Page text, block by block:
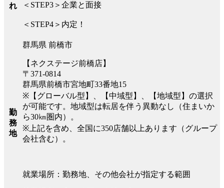
れ
＜STEP3＞企業と面接
＜STEP4＞内定！
勤
務
地
群馬県 前橋市
【ネクステージ前橋店】
〒371-0814
群馬県前橋市宮地町33番地15
※【グローバル型】、【中域型】、【地域型】の選択
が可能です。地域型は転居を伴う異動なし（住まいか
ら30㎞圏内）。
※上記を含め、全国に350店舗以上あります（グループ
会社含む）。
就業場所：勤務地、その他会社が指定する範囲